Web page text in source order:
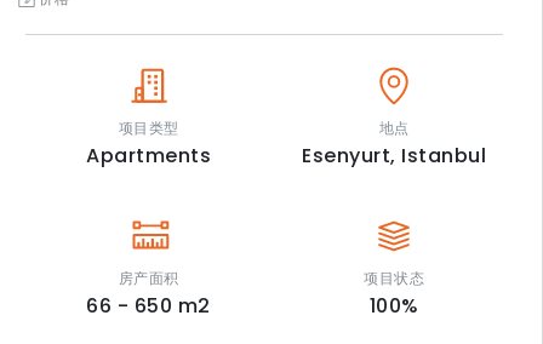
项目类型
Apartments
地点
Esenyurt, Istanbul
房产面积
66 - 650 m2
项目状态
100%